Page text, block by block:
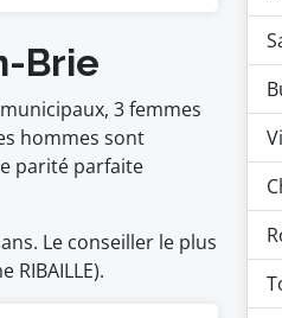
Brie
3 femmes
hommes sont
parité parfaite
Le conseiller le plus
RIBAILLE).